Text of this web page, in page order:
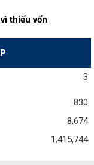
thiếu vốn
3
830
8,674
1,415,744